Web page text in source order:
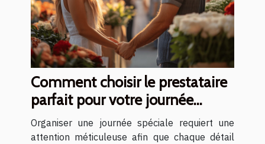
Comment choisir le prestataire
parfait pour votre journée
spéciale ?
Organiser une journée spéciale requiert une
attention méticuleuse afin que chaque détail